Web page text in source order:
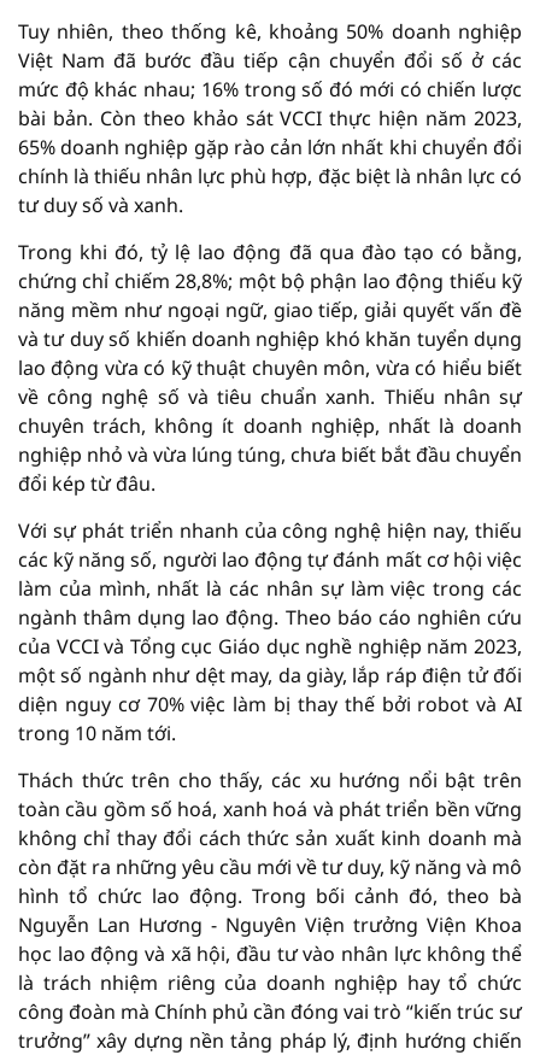
Tuy nhiên, theo thống kê, khoảng 50% doanh nghiệp
Việt Nam đã bước đầu tiếp cận chuyển đổi số ở các
mức độ khác nhau; 16% trong số đó mới có chiến lược
bài bản. Còn theo khảo sát VCCI thực hiện năm 2023,
65% doanh nghiệp gặp rào cản lớn nhất khi chuyển đổi
chính là thiếu nhân lực phù hợp, đặc biệt là nhân lực có
tư duy số và xanh.
Trong khi đó, tỷ lệ lao động đã qua đào tạo có bằng,
chứng chỉ chiếm 28,8%; một bộ phận lao động thiếu kỹ
năng mềm như ngoại ngữ, giao tiếp, giải quyết vấn đề
và tư duy số khiến doanh nghiệp khó khăn tuyển dụng
lao động vừa có kỹ thuật chuyên môn, vừa có hiểu biết
về công nghệ số và tiêu chuẩn xanh. Thiếu nhân sự
chuyên trách, không ít doanh nghiệp, nhất là doanh
nghiệp nhỏ và vừa lúng túng, chưa biết bắt đầu chuyển
đổi kép từ đâu.
Với sự phát triển nhanh của công nghệ hiện nay, thiếu
các kỹ năng số, người lao động tự đánh mất cơ hội việc
làm của mình, nhất là các nhân sự làm việc trong các
ngành thâm dụng lao động. Theo báo cáo nghiên cứu
của VCCI và Tổng cục Giáo dục nghề nghiệp năm 2023,
một số ngành như dệt may, da giày, lắp ráp điện tử đối
diện nguy cơ 70% việc làm bị thay thế bởi robot và AI
trong 10 năm tới.
Thách thức trên cho thấy, các xu hướng nổi bật trên
toàn cầu gồm số hoá, xanh hoá và phát triển bền vững
không chỉ thay đổi cách thức sản xuất kinh doanh mà
còn đặt ra những yêu cầu mới về tư duy, kỹ năng và mô
hình tổ chức lao động. Trong bối cảnh đó, theo bà
Nguyễn Lan Hương - Nguyên Viện trưởng Viện Khoa
học lao động và xã hội, đầu tư vào nhân lực không thể
là trách nhiệm riêng của doanh nghiệp hay tổ chức
công đoàn mà Chính phủ cần đóng vai trò “kiến trúc sư
trưởng” xây dựng nền tảng pháp lý, định hướng chiến